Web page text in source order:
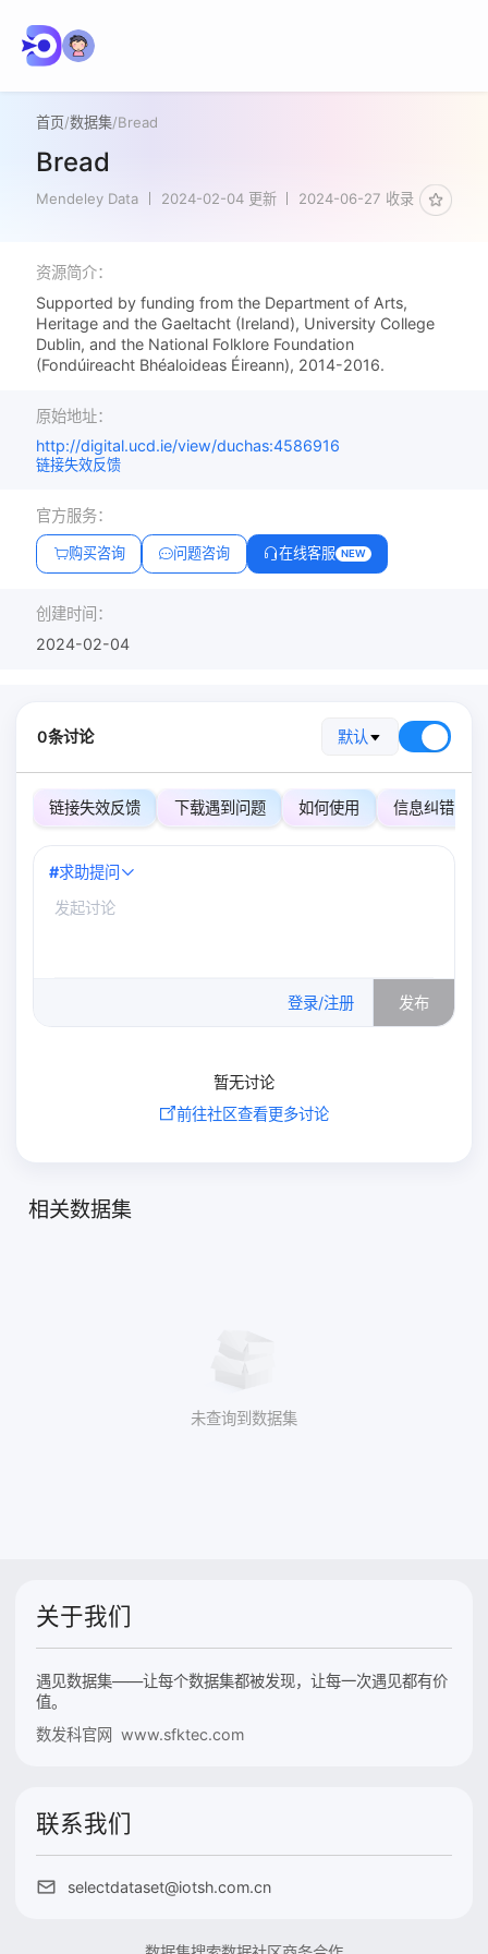
首页/数据集/Bread
Bread
Mendeley Data 2024-02-04 更新 2024-06-27 收录
资源简介：
Supported by funding from the Department of Arts,
Heritage and the Gaeltacht (Ireland), University College
Dublin, and the National Folklore Foundation
(Fondúireacht Bhéaloideas Éireann), 2014-2016.
原始地址：
http://digital.ucd.ie/view/duchas:4586916
链接失效反馈
官方服务：
购买咨询 问题咨询 在线客服 NEW
创建时间：
2024-02-04
0条讨论 默认
链接失效反馈 下载遇到问题 如何使用 信息纠错
#求助提问
登录/注册 发布
暂无讨论
前往社区查看更多讨论
相关数据集
未查询到数据集
关于我们
遇见数据集——让每个数据集都被发现，让每一次遇见都有价
值。
数发科官网 www.sfktec.com
联系我们
selectdataset@iotsh.com.cn